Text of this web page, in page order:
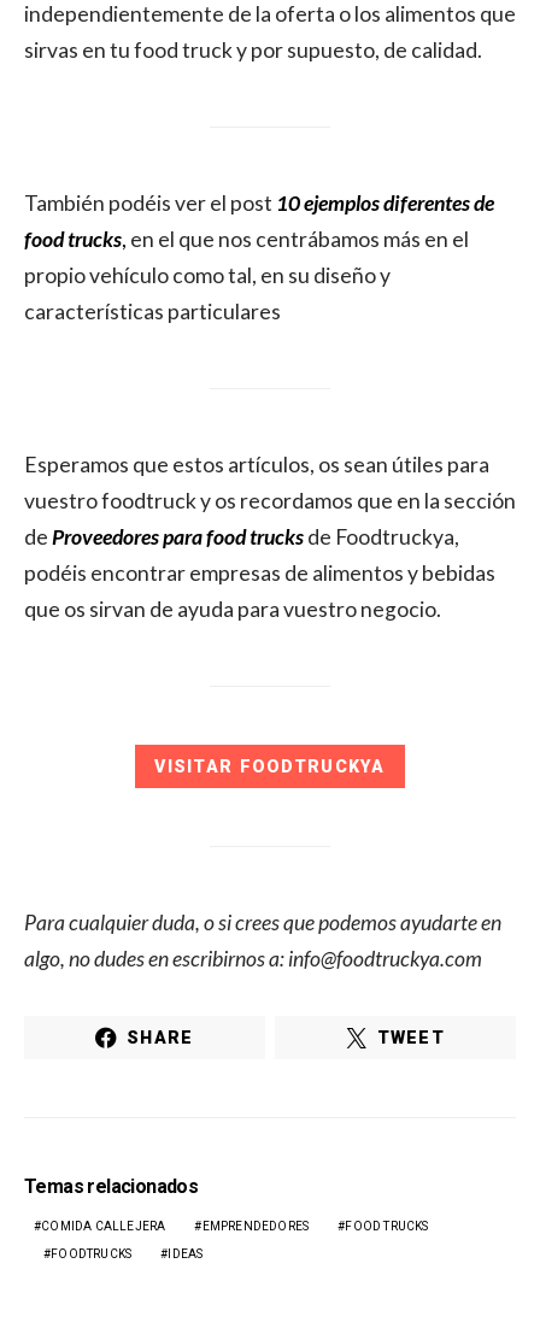
independientemente de la oferta o los alimentos que
sirvas en tu food truck y por supuesto, de calidad.
También podéis ver el post 10 ejemplos diferentes de
food trucks, en el que nos centrábamos más en el
propio vehículo como tal, en su diseño y
características particulares
Esperamos que estos artículos, os sean útiles para
vuestro foodtruck y os recordamos que en la sección
deProveedores para food trucksde Foodtruckya,
podéis encontrar empresas de alimentos y bebidas
que os sirvan de ayuda para vuestro negocio.
VISITAR FOODTRUCKYA
Para cualquier duda, o si crees que podemos ayudarte en
algo, no dudes en escribirnos a: info@foodtruckya.com
SHARE TWEET
Temas relacionados
COMIDA CALLEJERA EMPRENDEDORES FOOD TRUCKS
FOODTRUCKS IDEAS